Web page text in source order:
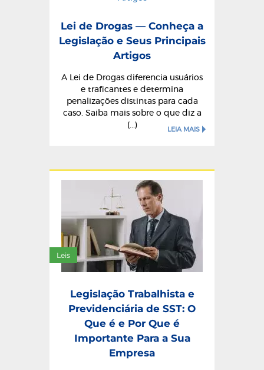
Lei de Drogas — Conheça a
Legislação e Seus Principais
Artigos
A Lei de Drogas diferencia usuários
e traficantes e determina
penalizações distintas para cada
caso. Saiba mais sobre o que diz a
(...)
LEIA MAIS
Leis
Legislação Trabalhista e
Previdenciária de SST: O
Que é e Por Que é
Importante Para a Sua
Empresa